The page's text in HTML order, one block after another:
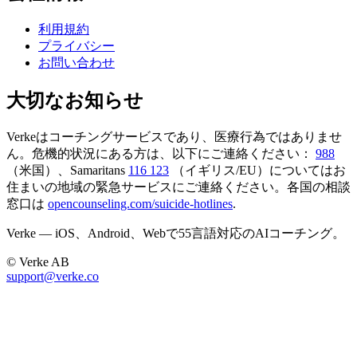
利用規約
プライバシー
お問い合わせ
大切なお知らせ
Verkeはコーチングサービスであり、医療行為ではありませ
ん。危機的状況にある方は、以下にご連絡ください：
988
（米国）、Samaritans 116 123
（イギリス/EU）についてはお
住まいの地域の緊急サービスにご連絡ください。各国の相談
窓口は opencounseling.com/suicide-hotlines.
Verke — iOS、Android、Webで55言語対応のAIコーチング。
© Verke AB
support@verke.co